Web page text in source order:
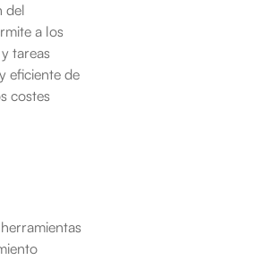
del
a los
tareas
eficiente de
costes